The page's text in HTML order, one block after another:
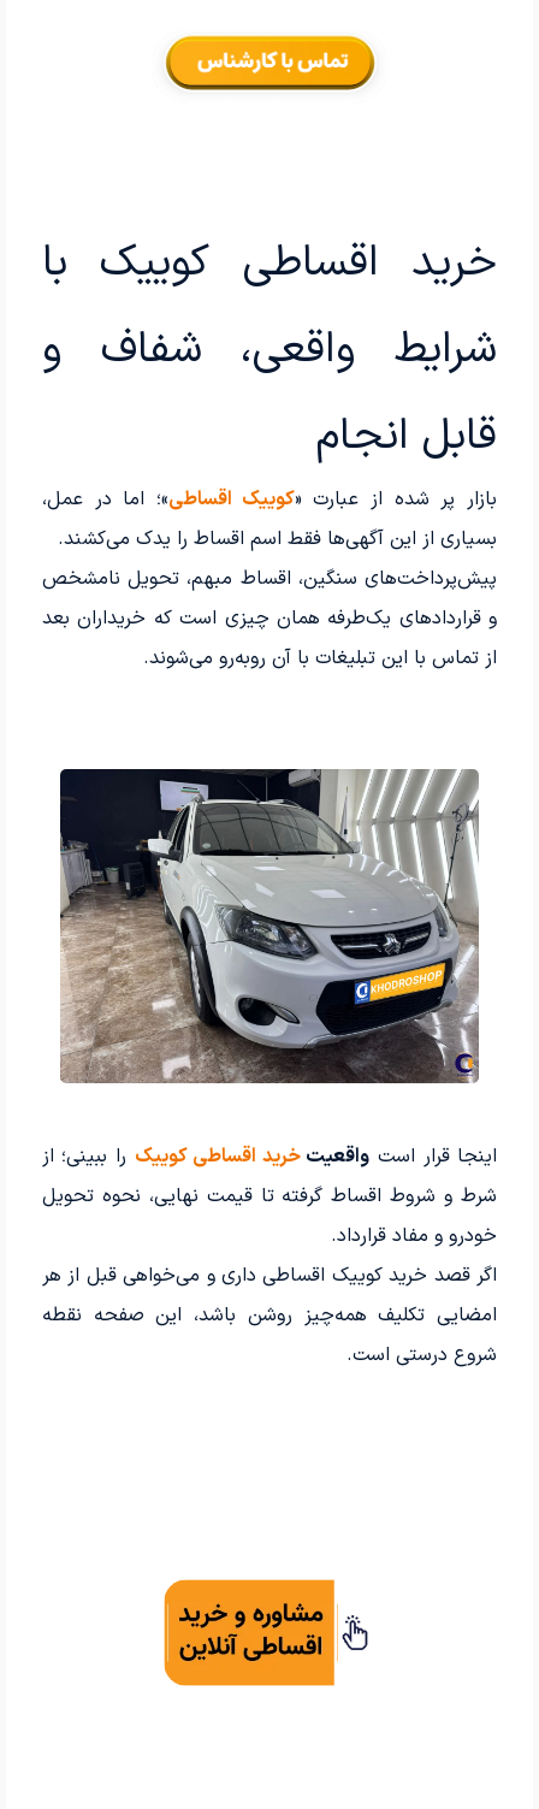
خرید اقساطی کوییک با
شرایط واقعی، شفاف و
قابل انجام
بازار پر شده از عبارت «کوییک اقساطی»؛ اما در عمل،
بسیاری از این آگهی‌ها فقط اسم اقساط را یدک می‌کشند.
پیش‌پرداخت‌های سنگین، اقساط مبهم، تحویل نامشخص
و قراردادهای یک‌طرفه همان چیزی است که خریداران بعد
از تماس با این تبلیغات با آن روبه‌رو می‌شوند.
اینجا قرار است واقعیتخرید اقساطی کوییک را ببینی؛ از
شرط و شروط اقساط گرفته تا قیمت نهایی، نحوه تحویل
خودرو و مفاد قرارداد.
اگر قصد خرید کوییک اقساطی داری و می‌خواهی قبل از هر
امضایی تکلیف همه‌چیز روشن باشد، این صفحه نقطه
شروع درستی است.